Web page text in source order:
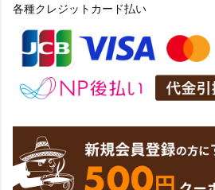
各種クレジットカード払い